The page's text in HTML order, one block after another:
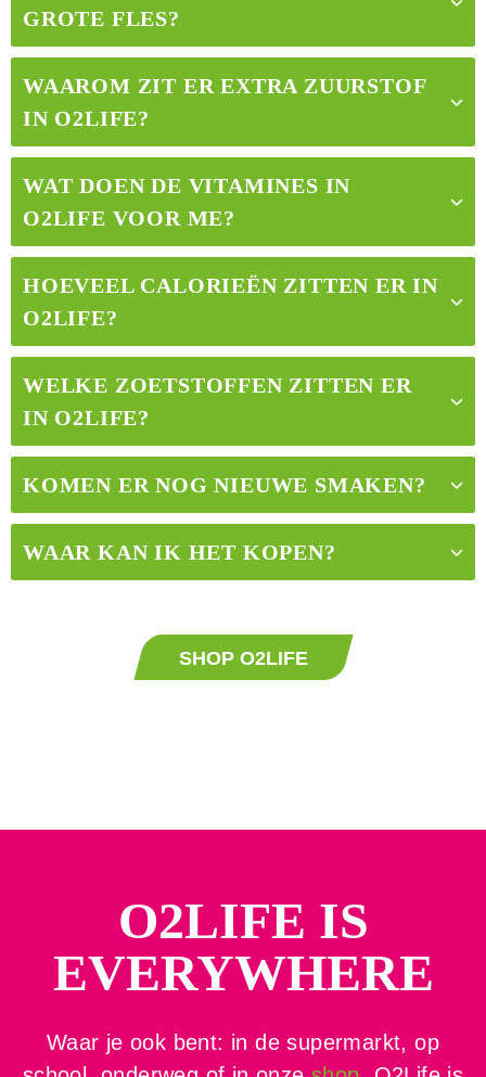
GROTE FLES?
WAAROM ZIT ER EXTRA ZUURSTOF
IN O2LIFE?
WAT DOEN DE VITAMINES IN
O2LIFE VOOR ME?
HOEVEEL CALORIEËN ZITTEN ER IN
O2LIFE?
WELKE ZOETSTOFFEN ZITTEN ER
IN O2LIFE?
KOMEN ER NOG NIEUWE SMAKEN?
WAAR KAN IK HET KOPEN?
SHOP O2LIFE
O2LIFE IS
EVERYWHERE
Waar je ook bent: in de supermarkt, op